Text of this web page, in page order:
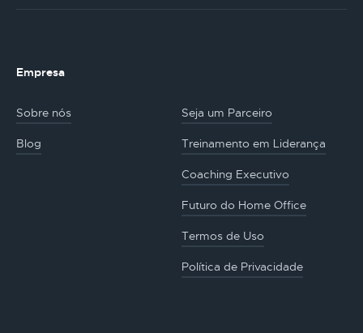
Empresa
Sobre nós Seja um Parceiro
Blog Treinamento em Liderança
Coaching Executivo
Futuro do Home Office
Termos de Uso
Política de Privacidade